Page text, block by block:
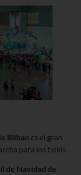
Bilbao es el gran
para los txikis.
de Navidad de